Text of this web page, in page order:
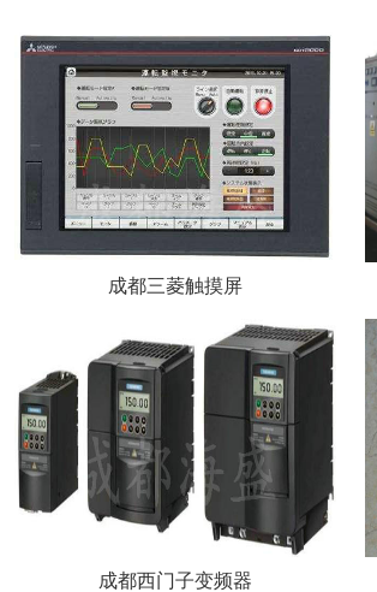
成都三菱触摸屏
成都西门子变频器